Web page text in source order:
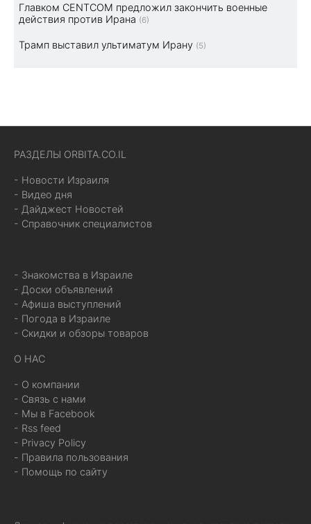
Главком CENTCOM предложил закончить военные
действия против Ирана (6)
Трамп выставил ультиматум Ирану (5)
РАЗДЕЛЫ ORBITA.CO.IL
- Новости Израиля
- Видео дня
- Дайджест Новостей
- Справочник специалистов
- Знакомства в Израиле
- Доски объявлений
- Афиша выступлений
- Погода в Израиле
- Скидки и обзоры товаров
О НАС
- О компании
- Связь с нами
- Мы в Facebook
- Rss feed
- Privacy Policy
- Правила пользования
- Помощь по сайту